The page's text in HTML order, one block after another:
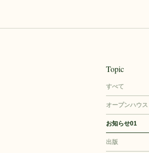
Topic
すべて
オープンハウス
お知らせ01
出版